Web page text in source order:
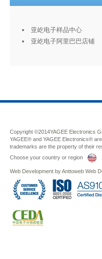
亚屹电子样品中心
亚屹电子阿里巴巴店铺
Copyright ©2014YAGEE Electronics
YAGEE® and YAGEE Electronics®
trademarks are the property of their
Choose your country or region
Web Development byAnttoweb Web